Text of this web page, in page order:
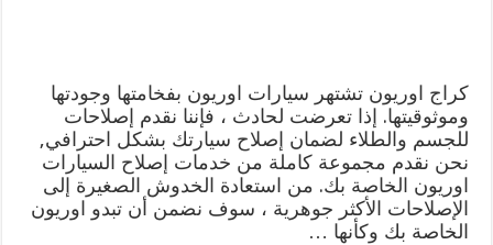
كراج اوريون تشتهر سيارات اوريون بفخامتها وجودتها
وموثوقيتها. إذا تعرضت لحادث ، فإننا نقدم إصلاحات
للجسم والطلاء لضمان إصلاح سيارتك بشكل احترافي,
نحن نقدم مجموعة كاملة من خدمات إصلاح السيارات
اوريون الخاصة بك. من استعادة الخدوش الصغيرة إلى
الإصلاحات الأكثر جوهرية ، سوف نضمن أن تبدو اوريون
الخاصة بك وكأنها …